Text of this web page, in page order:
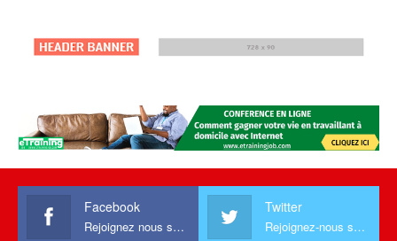
Facebook
Rejoignez nous sur facebook
Twitter
Rejoignez-nous sur Twitter